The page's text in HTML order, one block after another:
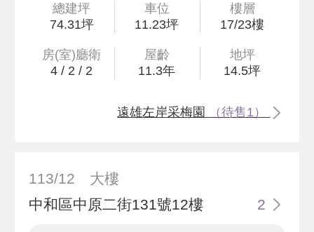
總建坪
74.31坪
車位
11.23坪
樓層
17/23樓
房(室)廳衛
4 / 2 / 2
屋齡
11.3年
地坪
14.5坪
遠雄左岸采梅園 （待售1）
113/12
大樓
中和區中原二街131號12樓
2